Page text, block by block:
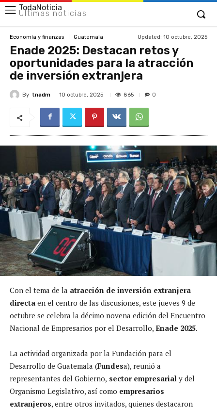
TodaNoticia
Últimas noticias
Economía y finanzas Guatemala Updated: 10 octubre, 2025
Enade 2025: Destacan retos y
oportunidades para la atracción
de inversión extranjera
By tnadm 10 octubre, 2025 865 0
Con el tema de la atracción de inversión extranjera
directa en el centro de las discusiones, este jueves 9 de
octubre se celebra la décimo novena edición del Encuentro
Nacional de Empresarios por el Desarrollo, Enade 2025.
La actividad organizada por la Fundación para el
Desarrollo de Guatemala (Fundesa), reunió a
representantes del Gobierno, sector empresarial y del
Organismo Legislativo, así como empresarios
extranjeros, entre otros invitados, quienes destacaron